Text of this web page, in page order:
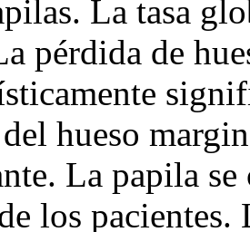
La tasa
pérdida de
hueso
La papila
los pacientes.